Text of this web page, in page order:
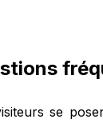
se